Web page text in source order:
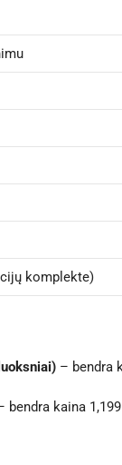
komplekte)
– bendra
bendra kaina